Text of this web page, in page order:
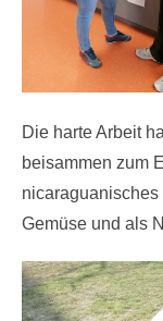
Die harte Arbeit
beisammen zum
nicaraguanisches
Gemüse und als